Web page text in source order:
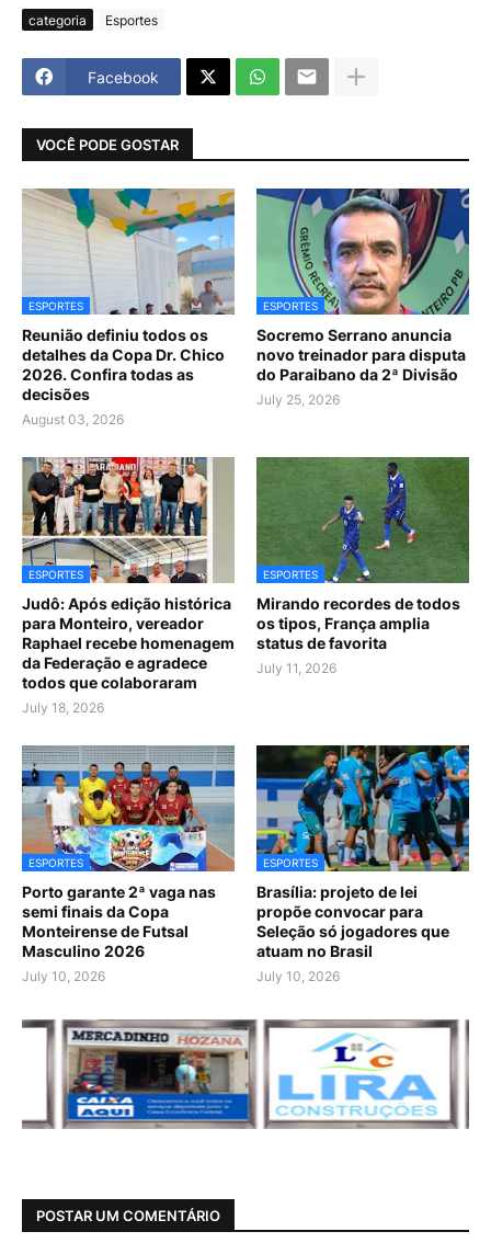
categoria Esportes
Facebook
VOCÊ PODE GOSTAR
ESPORTES
Reunião definiu todos os
detalhes da Copa Dr. Chico
2026. Confira todas as
decisões
August 03, 2026
ESPORTES
Socremo Serrano anuncia
novo treinador para disputa
do Paraibano da 2ª Divisão
July 25, 2026
ESPORTES
Judô: Após edição histórica
para Monteiro, vereador
Raphael recebe homenagem
da Federação e agradece
todos que colaboraram
July 18, 2026
ESPORTES
Mirando recordes de todos
os tipos, França amplia
status de favorita
July 11, 2026
ESPORTES
Porto garante 2ª vaga nas
semi finais da Copa
Monteirense de Futsal
Masculino 2026
July 10, 2026
ESPORTES
Brasília: projeto de lei
propõe convocar para
Seleção só jogadores que
atuam no Brasil
July 10, 2026
POSTAR UM COMENTÁRIO